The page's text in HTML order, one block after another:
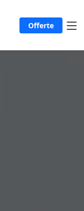
Offerte